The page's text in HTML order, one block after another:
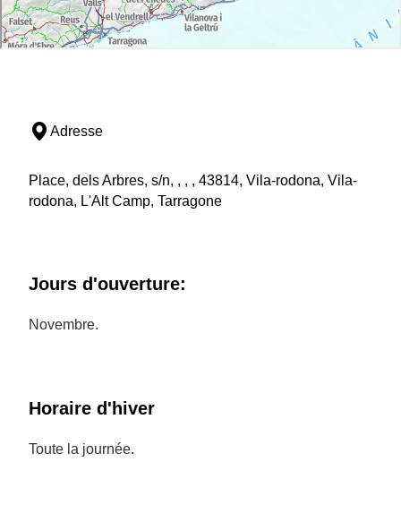
Adresse
Place, dels Arbres, s/n, , , , 43814, Vila-rodona, Vila-
rodona, L'Alt Camp, Tarragone
Jours d'ouverture:
Novembre.
Horaire d'hiver
Toute la journée.